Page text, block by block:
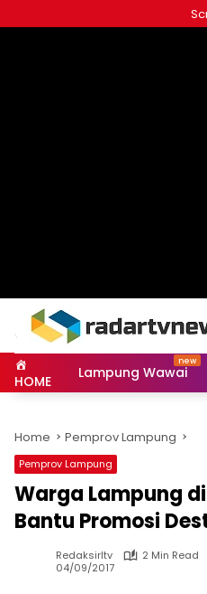
to
HOME Lampung Wawai
Home Pemprov Lampung
Pemprov Lampung
Warga Lampung
Bantu Promosi
Redaksirltv
2 Min Read
04/09/2017